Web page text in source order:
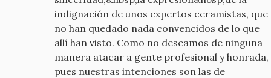
indignación de unos expertos ceramistas, que
no han quedado nada convencidos de lo que
allí han visto. Como no deseamos de ninguna
manera atacar a gente profesional y honrada,
pues nuestras intenciones son las de